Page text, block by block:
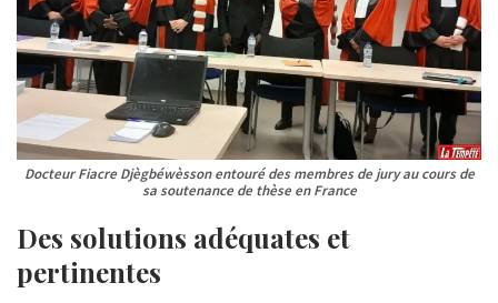
Docteur Fiacre Djègbéwèsson entouré des membres de jury au cours de
sa soutenance de thèse en France
Des solutions adéquates et
pertinentes